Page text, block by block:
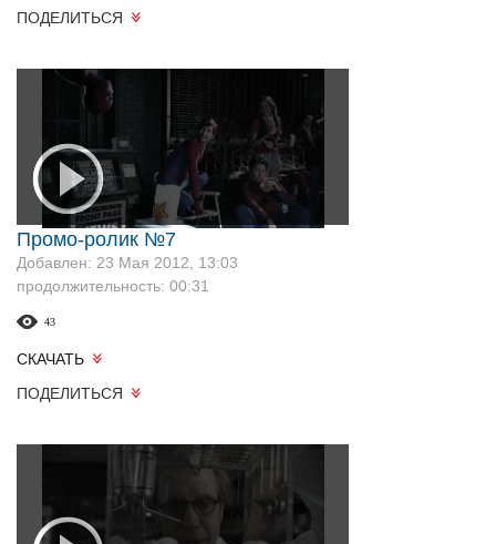
ПОДЕЛИТЬСЯ
Промо-ролик №7
Добавлен: 23 Мая 2012, 13:03
продолжительность: 00:31
43
СКАЧАТЬ
ПОДЕЛИТЬСЯ